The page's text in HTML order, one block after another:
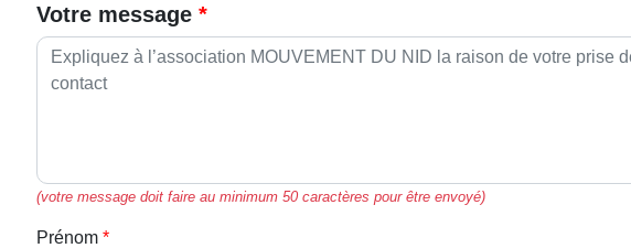
Votre message
(votre message doit faire au minimum 50 caractères pour être envoyé)
Prénom